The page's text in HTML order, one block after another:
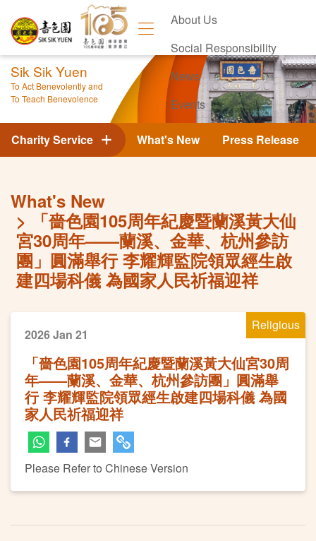
About Us
Social Responsibility
News
Events
Contact Us
Sik Sik Yuen
To Act Benevolently and
To Teach Benevolence
What's New Press Release
Charity Service
What's New
「嗇色園105周年紀慶暨蘭溪黃大仙
宮30周年——蘭溪、金華、杭州參訪
團」圓滿舉行 李耀輝監院領眾經生啟
建四場科儀 為國家人民祈福迎祥
Religious
2026 Jan 21
「嗇色園105周年紀慶暨蘭溪黃大仙宮30周
年——蘭溪、金華、杭州參訪團」圓滿舉
行 李耀輝監院領眾經生啟建四場科儀 為國
家人民祈福迎祥
Please Refer to Chinese Version